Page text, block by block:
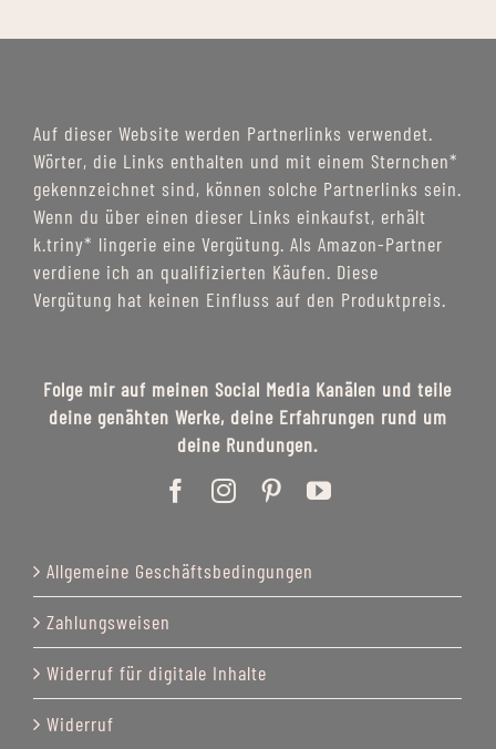
Auf dieser Website werden Partnerlinks verwendet.
Wörter, die Links enthalten und mit einem Sternchen*
gekennzeichnet sind, können solche Partnerlinks sein.
Wenn du über einen dieser Links einkaufst, erhält
k.triny* lingerie eine Vergütung. Als Amazon-Partner
verdiene ich an qualifizierten Käufen. Diese
Vergütung hat keinen Einfluss auf den Produktpreis.
Folge mir auf meinen Social Media Kanälen und teile
deine genähten Werke, deine Erfahrungen rund um
deine Rundungen.
Allgemeine Geschäftsbedingungen
Zahlungsweisen
Widerruf für digitale Inhalte
Widerruf